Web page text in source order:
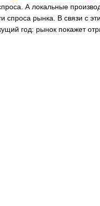
А локальные
спроса рынка. В связи с
год: рынок покажет